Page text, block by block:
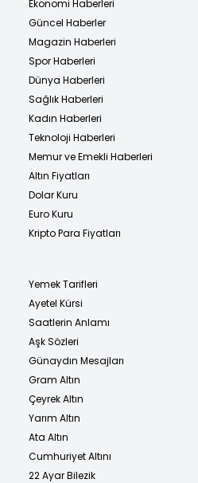
Ekonomi Haberleri
Güncel Haberler
Magazin Haberleri
Spor Haberleri
Dünya Haberleri
Sağlık Haberleri
Kadın Haberleri
Teknoloji Haberleri
Memur ve Emekli Haberleri
Altın Fiyatları
Dolar Kuru
Euro Kuru
Kripto Para Fiyatları
Yemek Tarifleri
Ayetel Kürsi
Saatlerin Anlamı
Aşk Sözleri
Günaydın Mesajları
Gram Altın
Çeyrek Altın
Yarım Altın
Ata Altın
Cumhuriyet Altını
22 Ayar Bilezik